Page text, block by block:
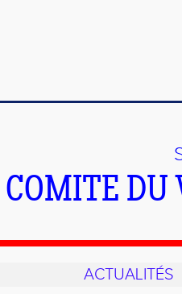
COMITE
ACTUALITÉS